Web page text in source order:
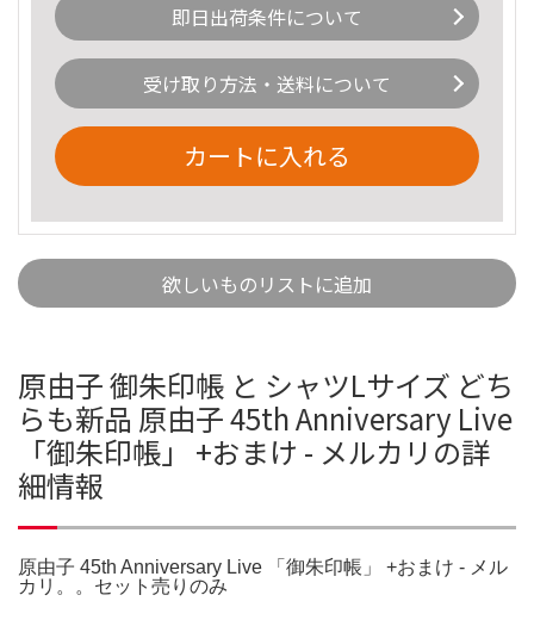
即日出荷条件について
受け取り方法・送料について
カートに入れる
欲しいものリストに追加
原由子 御朱印帳 と シャツLサイズ どち
らも新品 原由子 45th Anniversary Live
「御朱印帳」 +おまけ - メルカリの詳
細情報
原由子 45th Anniversary Live 「御朱印帳」 +おまけ - メル
カリ。。セット売りのみ